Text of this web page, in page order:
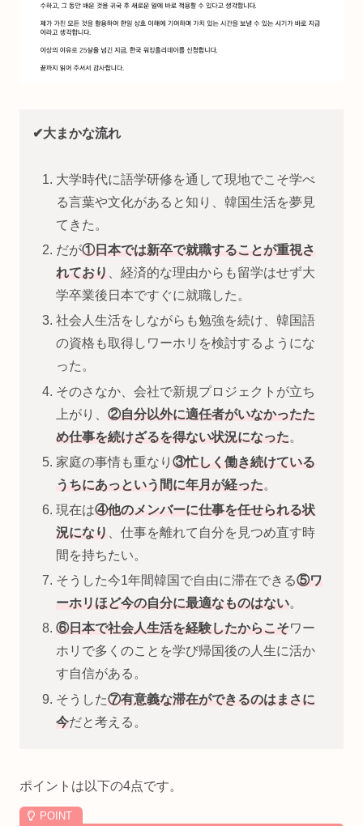
✔大まかな流れ
大学時代に語学研修を通して現地でこそ学べ
る言葉や文化があると知り、韓国生活を夢見
てきた。
だが①日本では新卒で就職することが重視さ
れており
、経済的な理由からも留学はせず大
学卒業後日本ですぐに就職した。
社会人生活をしながらも勉強を続け、韓国語
の資格も取得しワーホリを検討するようにな
った。
そのさなか、会社で新規プロジェクトが立ち
上がり、②自分以外に適任者がいなかったた
め仕事を続けざるを得ない状況になった。
家庭の事情も重なり③忙しく働き続けている
うちにあっという間に年月が経った。
現在は④他のメンバーに仕事を任せられる状
況になり
、仕事を離れて自分を見つめ直す時
間を持ちたい。
そうした今1年間韓国で自由に滞在できる⑤ワ
ーホリほど今の自分に最適なものはない。
⑥日本で社会人生活を経験したからこそワー
ホリで多くのことを学び帰国後の人生に活か
す自信がある。
そうした⑦有意義な滞在ができるのはまさに
今だと考える。
ポイントは以下の4点です。